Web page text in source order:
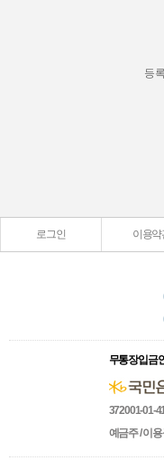
등
로그인 이용약
무통장입금
372001-01-
예금주 / 이